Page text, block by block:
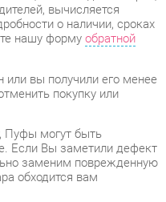
вы получили его менее
покупку или
могут быть
Если Вы заметили дефект
заменим поврежденную
обходится вам
категории Пуфы
отдельных моделей он